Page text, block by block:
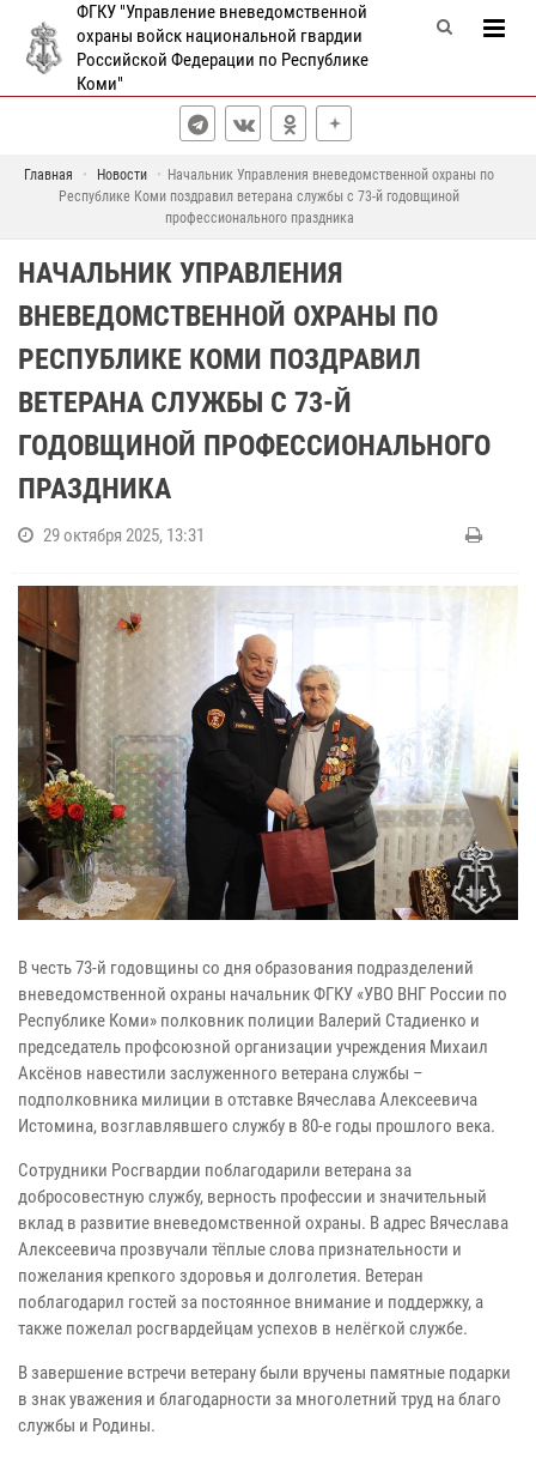
ФГКУ "Управление вневедомственной
охраны войск национальной гвардии
Российской Федерации по Республике
Коми"
Главная Новости
Начальник Управления вневедомственной охраны по
Республике Коми поздравил ветерана службы с 73-й годовщиной
профессионального праздника
НАЧАЛЬНИК УПРАВЛЕНИЯ
ВНЕВЕДОМСТВЕННОЙ ОХРАНЫ ПО
РЕСПУБЛИКЕ КОМИ ПОЗДРАВИЛ
ВЕТЕРАНА СЛУЖБЫ С 73-Й
ГОДОВЩИНОЙ ПРОФЕССИОНАЛЬНОГО
ПРАЗДНИКА
29 октября 2025, 13:31
В честь 73-й годовщины со дня образования подразделений
вневедомственной охраны начальник ФГКУ «УВО ВНГ России по
Республике Коми» полковник полиции Валерий Стадиенко и
председатель профсоюзной организации учреждения Михаил
Аксёнов навестили заслуженного ветерана службы –
подполковника милиции в отставке Вячеслава Алексеевича
Истомина, возглавлявшего службу в 80-е годы прошлого века.
Сотрудники Росгвардии поблагодарили ветерана за
добросовестную службу, верность профессии и значительный
вклад в развитие вневедомственной охраны. В адрес Вячеслава
Алексеевича прозвучали тёплые слова признательности и
пожелания крепкого здоровья и долголетия. Ветеран
поблагодарил гостей за постоянное внимание и поддержку, а
также пожелал росгвардейцам успехов в нелёгкой службе.
В завершение встречи ветерану были вручены памятные подарки
в знак уважения и благодарности за многолетний труд на благо
службы и Родины.